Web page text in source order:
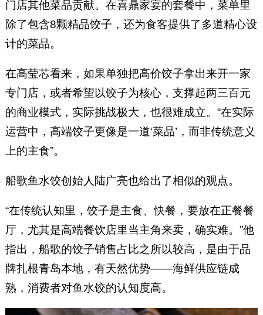
门店其他菜品贡献。在喜鼎家宴的套餐中，菜单里
除了包含8颗精品饺子，还为食客提供了多道精心设
计的菜品。
在高莹芯看来，如果单独把高价饺子拿出来开一家
专门店，或者希望以饺子为核心，支撑起两三百元
的商业模式，实际挑战极大，也很难成立。“在实际
运营中，高端饺子更像是一道‘菜品’，而非传统意义
上的主食”。
船歌鱼水饺创始人陆广亮也给出了相似的观点。
“在传统认知里，饺子是主食、快餐，要放在正餐餐
厅，尤其是高端餐饮店里当主角来卖，确实难。”他
指出，船歌的饺子销售占比之所以较高，是由于品
牌扎根青岛本地，有天然优势——海鲜供应链成
熟，消费者对鱼水饺的认知度高。